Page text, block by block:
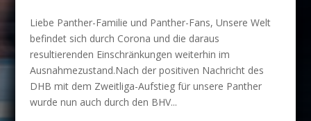
Liebe Panther-Familie und Panther-Fans, Unsere Welt
befindet sich durch Corona und die daraus
resultierenden Einschränkungen weiterhin im
Ausnahmezustand.Nach der positiven Nachricht des
DHB mit dem Zweitliga-Aufstieg für unsere Panther
wurde nun auch durch den BHV...